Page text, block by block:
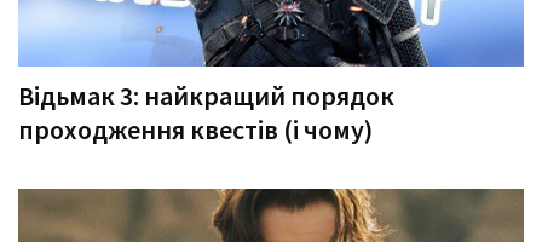
Відьмак 3: найкращий порядок
проходження квестів (і чому)